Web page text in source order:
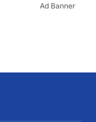
Ad Banner